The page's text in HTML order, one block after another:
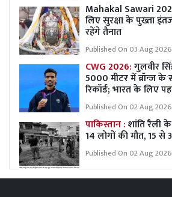
Mahakal Sawari
लिए सुरक्षा के पुख्ता
रहेंगे तैनात
Published On 03 Aug
CWG 2026:गुलवीर
5000 मीटर में ब्रॉन्ज के
रिकॉर्ड; भारत के लिए
Published On 02 Aug
पाकिस्तान :शांति रैली
14 लोगों की मौत, 15
Published On 02 Aug